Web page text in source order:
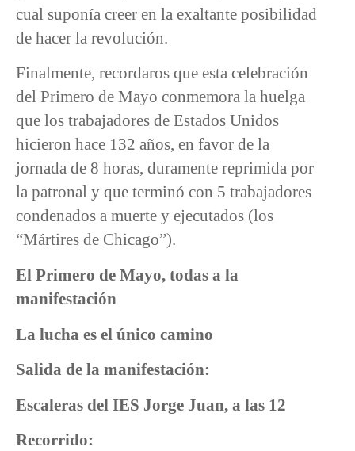
cual suponía creer en la exaltante posibilidad
de hacer la revolución.
Finalmente, recordaros que esta celebración
del Primero de Mayo conmemora la huelga
que los trabajadores de Estados Unidos
hicieron hace 132 años, en favor de la
jornada de 8 horas, duramente reprimida por
la patronal y que terminó con 5 trabajadores
condenados a muerte y ejecutados (los
“Mártires de Chicago”).
El Primero de Mayo, todas a la
manifestación
La lucha es el único camino
Salida de la manifestación:
Escaleras del IES Jorge Juan, a las 12
Recorrido: